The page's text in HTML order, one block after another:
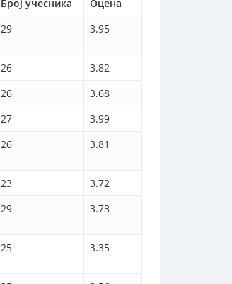
Број учесника
Оцена
29 3.95
26
3.82
26
3.68
27
3.99
26 3.81
23
3.72
29 3.73
25 3.35